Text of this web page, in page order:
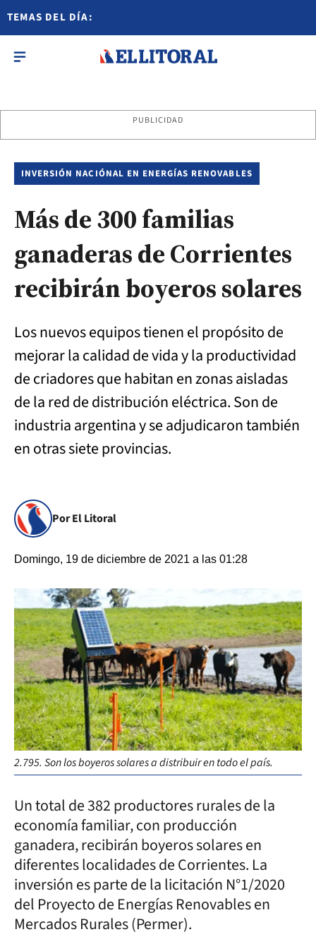
TEMAS DEL DÍA:
PUBLICIDAD
INVERSIÓN NACIÓNAL EN ENERGÍAS RENOVABLES
Más de 300 familias
ganaderas de Corrientes
recibirán boyeros solares
Los nuevos equipos tienen el propósito de
mejorar la calidad de vida y la productividad
de criadores que habitan en zonas aisladas
de la red de distribución eléctrica. Son de
industria argentina y se adjudicaron también
en otras siete provincias.
Por El Litoral
Domingo, 19 de diciembre de 2021 a las 01:28
2.795. Son los boyeros solares a distribuir en todo el país.
Un total de 382 productores rurales de la
economía familiar, con producción
ganadera, recibirán boyeros solares en
diferentes localidades de Corrientes. La
inversión es parte de la licitación N°1/2020
del Proyecto de Energías Renovables en
Mercados Rurales (Permer).